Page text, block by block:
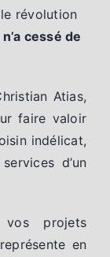
révolution
n’a cessé de
Atias,
faire valoir
indélicat,
d’un
projets
en